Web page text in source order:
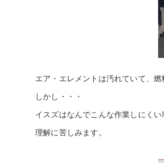
エア・エレメントは汚れていて、
しかし・・・
イスズはなんでこんな作業しにくい
理解に苦しみます。